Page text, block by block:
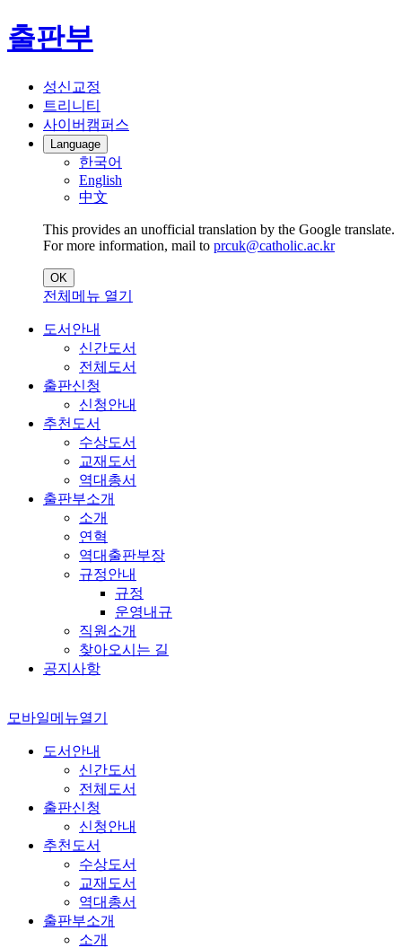
출판부
성신교정
트리니티
사이버캠퍼스
Language
한국어
English
中文
This provides an unofficial translation by the Google translate.
For more information, mail to prcuk@catholic.ac.kr
OK
전체메뉴 열기
도서안내
신간도서
전체도서
출판신청
신청안내
추천도서
수상도서
교재도서
역대총서
출판부소개
소개
연혁
역대출판부장
규정안내
규정
운영내규
직원소개
찾아오시는 길
공지사항
모바일메뉴열기
도서안내
신간도서
전체도서
출판신청
신청안내
추천도서
수상도서
교재도서
역대총서
출판부소개
소개